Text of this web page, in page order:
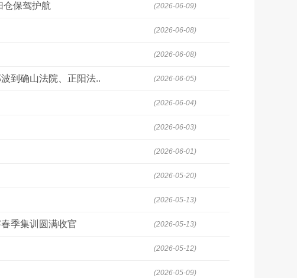
仓保驾护航 (2026-06-09)
(2026-06-08)
(2026-06-08)
到确山法院、正阳法.. (2026-06-05)
(2026-06-04)
(2026-06-03)
(2026-06-01)
(2026-05-20)
(2026-05-13)
季集训圆满收官 (2026-05-13)
(2026-05-12)
(2026-05-09)